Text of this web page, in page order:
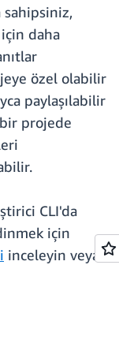
daha
özel olabilir
paylaşılabilir
projede
CLI'da
için
inceleyin veya